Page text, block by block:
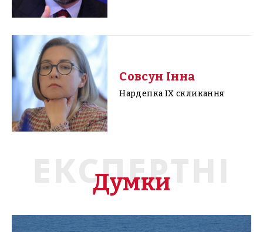
Совсун Інна
Нардепка IX скликання
ЕКСПЕРТНІ
Думки